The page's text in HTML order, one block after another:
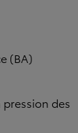
(BA)
des